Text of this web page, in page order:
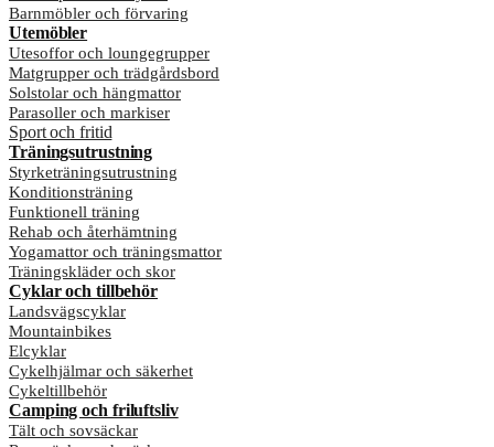
Barnmöbler och förvaring
Utemöbler
Utesoffor och loungegrupper
Matgrupper och trädgårdsbord
Solstolar och hängmattor
Parasoller och markiser
Sport och fritid
Träningsutrustning
Styrketräningsutrustning
Konditionsträning
Funktionell träning
Rehab och återhämtning
Yogamattor och träningsmattor
Träningskläder och skor
Cyklar och tillbehör
Landsvägscyklar
Mountainbikes
Elcyklar
Cykelhjälmar och säkerhet
Cykeltillbehör
Camping och friluftsliv
Tält och sovsäckar